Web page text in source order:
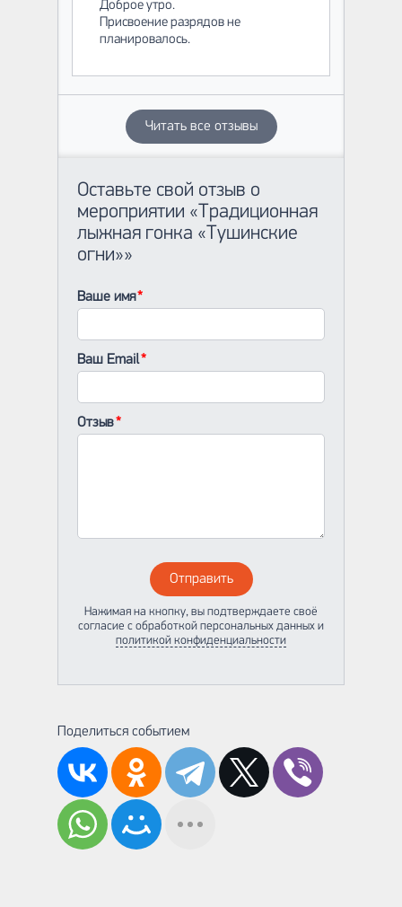
Доброе утро.
Присвоение разрядов не
планировалось.
Читать все отзывы
Оставьте свой отзыв о
мероприятии «Традиционная
лыжная гонка «Тушинские
огни»»
Ваше имя
Ваш Email
Отзыв
Отправить
Нажимая на кнопку, вы подтверждаете своё
согласие с обработкой персональных данных и
политикой конфиденциальности
Поделиться событием